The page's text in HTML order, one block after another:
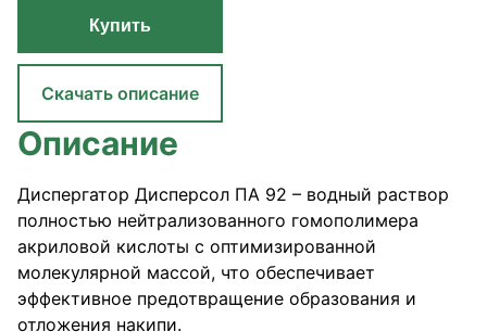
Купить
Скачать описание
Описание
Диспергатор Дисперсол ПА 92 – водный раствор
полностью нейтрализованного гомополимера
акриловой кислоты с оптимизированной
молекулярной массой, что обеспечивает
эффективное предотвращение образования и
отложения накипи.